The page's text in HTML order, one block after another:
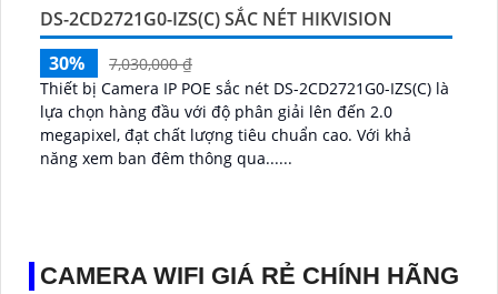
DS-2CD2721G0-IZS(C) SẮC NÉT HIKVISION
30%
7,030,000 ₫
Thiết bị Camera IP POE sắc nét DS-2CD2721G0-IZS(C) là
lựa chọn hàng đầu với độ phân giải lên đến 2.0
megapixel, đạt chất lượng tiêu chuẩn cao. Với khả
năng xem ban đêm thông qua......
CAMERA WIFI GIÁ RẺ CHÍNH HÃNG